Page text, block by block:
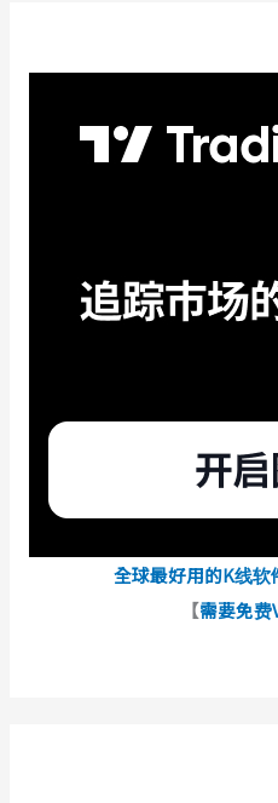
全球最好用的K线软
【需要免费